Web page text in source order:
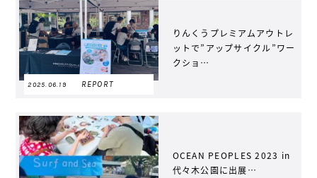
2025.06.19 REPORT
りんくうプレミアムアウトレ
ットで”アップサイクル”ワー
クショ…
OCEAN PEOPLES 2023 in
代々木公園に出展…